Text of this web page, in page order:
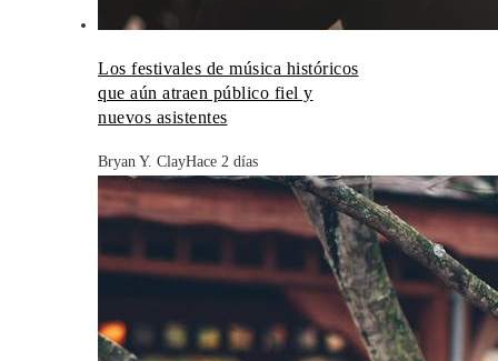
Los festivales de música históricos
que aún atraen público fiel y
nuevos asistentes
Bryan Y. ClayHace 2 días